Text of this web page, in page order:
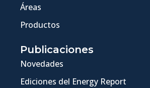
Áreas
Productos
Publicaciones
Novedades
Ediciones del Energy Report